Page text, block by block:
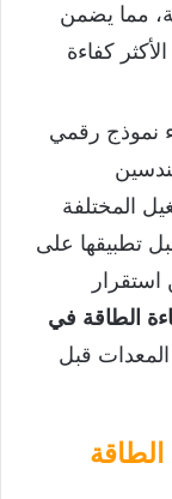
مما يضمن
كفاءة
نموذج رقمي
المختلفة
تطبيقها على
الطاقة في
المعدات قبل
الطاقة